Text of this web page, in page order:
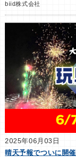
biid株式会社
2025年06月03日
晴天予報でついに開